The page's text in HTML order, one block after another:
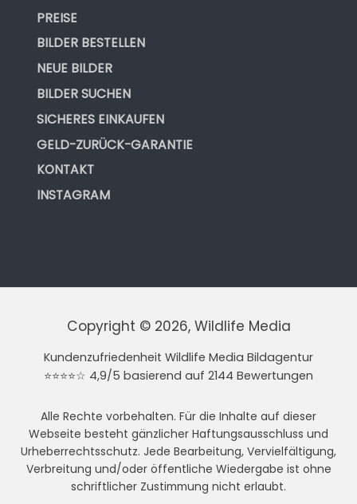
PREISE
BILDER BESTELLEN
NEUE BILDER
BILDER SUCHEN
SICHERES EINKAUFEN
GELD-ZURÜCK-GARANTIE
KONTAKT
INSTAGRAM
Copyright © 2026, Wildlife Media
Kundenzufriedenheit Wildlife Media Bildagentur
⭐⭐⭐⭐☆ 4,9/5 basierend auf 2144 Bewertungen
Alle Rechte vorbehalten. Für die Inhalte auf dieser
Webseite besteht gänzlicher Haftungsausschluss und
Urheberrechtsschutz. Jede Bearbeitung, Vervielfältigung,
Verbreitung und/oder öffentliche Wiedergabe ist ohne
schriftlicher Zustimmung nicht erlaubt.